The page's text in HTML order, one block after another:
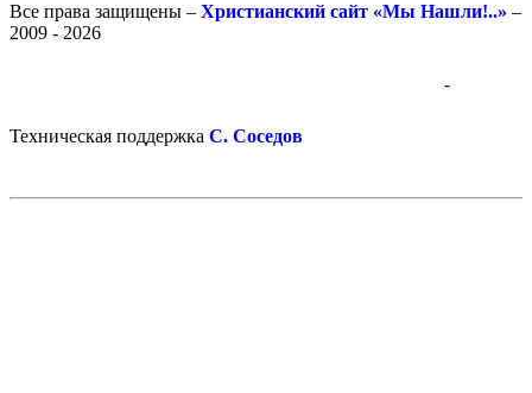
Все права защищены – Христианский сайт «Мы Нашли!..» –
2009 - 2026
-
Техническая поддержка С. Соседов